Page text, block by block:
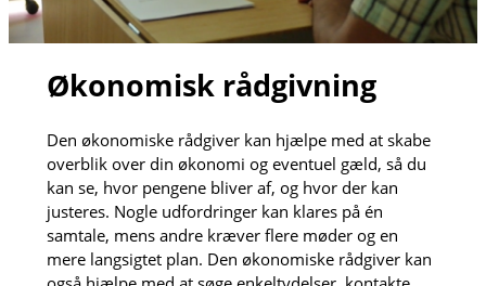
Økonomisk rådgivning
Den økonomiske rådgiver kan hjælpe med at skabe
overblik over din økonomi og eventuel gæld, så du
kan se, hvor pengene bliver af, og hvor der kan
justeres. Nogle udfordringer kan klares på én
samtale, mens andre kræver flere møder og en
mere langsigtet plan. Den økonomiske rådgiver kan